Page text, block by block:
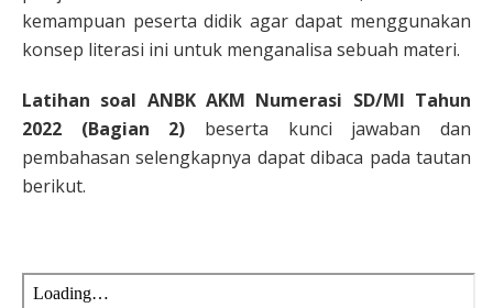
kemampuan peserta didik agar dapat menggunakan
konsep literasi ini untuk menganalisa sebuah materi.
Latihan soal ANBK AKM Numerasi SD/MI Tahun
2022 (Bagian 2) beserta kunci jawaban dan
pembahasan selengkapnya dapat dibaca pada tautan
berikut.